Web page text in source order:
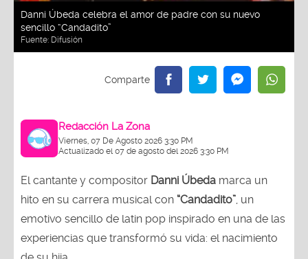
Danni Úbeda celebra el amor de padre con su nuevo
sencillo “Candadito”
Fuente: Difusión
Redacción La Zona
Viernes, 07 De Agosto 2026 3:30 PM
Actualizado el 07 de agosto del 2026 3:30 PM
El cantante y compositor Danni Úbeda marca un
hito en su carrera musical con “Candadito” , un
emotivo sencillo de latin pop inspirado en una de las
experiencias que transformó su vida: el nacimiento